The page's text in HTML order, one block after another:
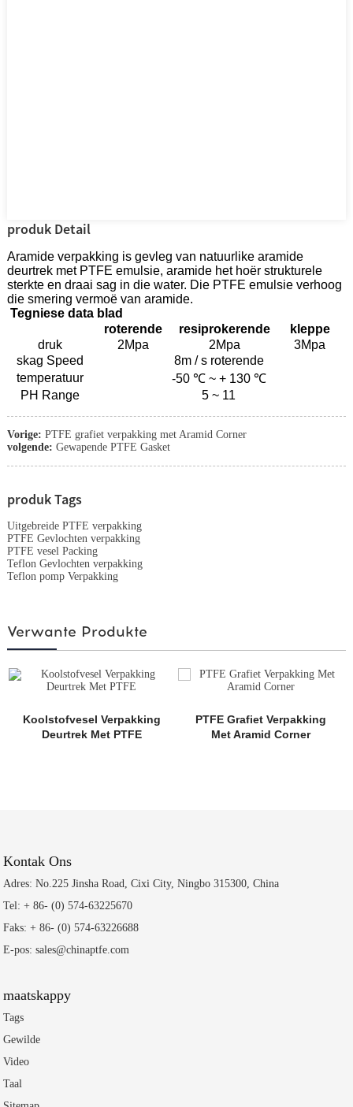
produk Detail
Aramide verpakking is gevleg van natuurlike aramide
deurtrek met PTFE emulsie, aramide het hoër strukturele
sterkte en draai sag in die water. Die PTFE emulsie verhoog
die smering vermoë van aramide.
Tegniese data blad
roterende
resiprokerende
kleppe
druk
2Mpa 2Mpa
3Mpa
skag Speed
8m / s roterende
temperatuur
-50 ℃ ~ + 130 ℃
PH Range
5 ~ 11
Vorige: PTFE grafiet verpakking met Aramid Corner
volgende: Gewapende PTFE Gasket
produk Tags
Uitgebreide PTFE verpakking
PTFE Gevlochten verpakking
PTFE vesel Packing
Teflon Gevlochten verpakking
Teflon pomp Verpakking
Verwante Produkte
Koolstofvesel Verpakking
Deurtrek Met PTFE
PTFE Grafiet Verpakking
Met Aramid Corner
Kontak Ons
Adres: No.225 Jinsha Road, Cixi City, Ningbo 315300, China
Tel: + 86- (0) 574-63225670
Faks: + 86- (0) 574-63226688
E-pos: sales@chinaptfe.com
maatskappy
Tags
Gewilde
Video
Taal